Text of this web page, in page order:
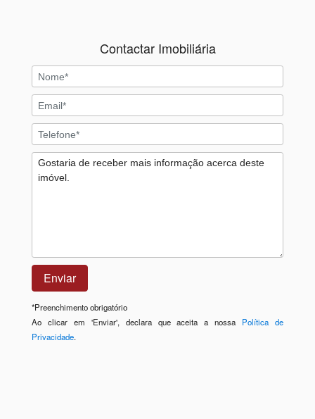
Contactar Imobiliária
*Preenchimento obrigatório
Ao clicar em 'Enviar', declara que aceita a nossa Política de
Privacidade.